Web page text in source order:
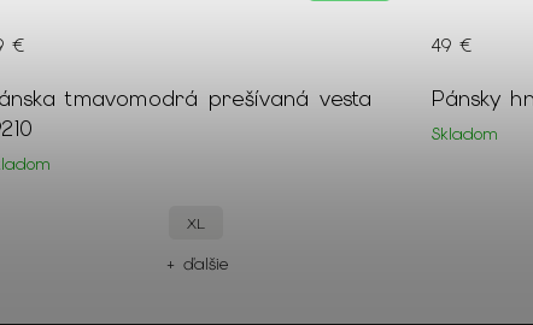
tmavomodrá prešívaná vesta
€
XL
+ ďalšie
Pánsky
Skladom
49 €